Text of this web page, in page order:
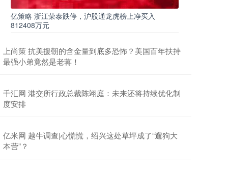
亿策略 浙江荣泰跌停，沪股通龙虎榜上净买入
812408万元
上尚策 抗美援朝的含金量到底多恐怖？美国百年扶持
最强小弟竟然是老蒋！
千汇网 港交所行政总裁陈翊庭：未来还将持续优化制
度安排
亿米网 越牛调查|心慌慌，绍兴这处草坪成了“遛狗大
本营”？